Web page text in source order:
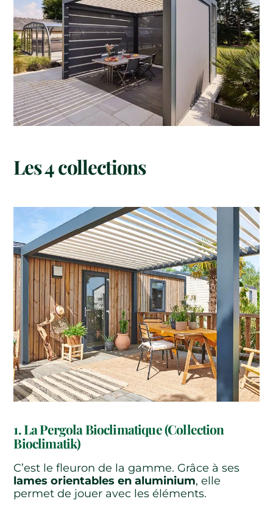
Les 4 collections
1. La Pergola Bioclimatique (Collection
Bioclimatik)
C’est le fleuron de la gamme. Grâce à ses
lames orientables en aluminium, elle
permet de jouer avec les éléments.